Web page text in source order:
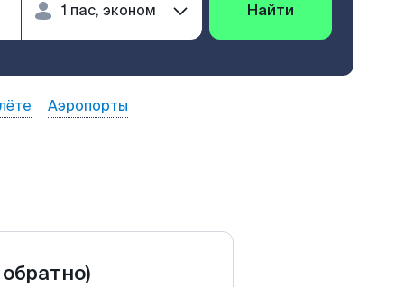
Найти
Аэропорты